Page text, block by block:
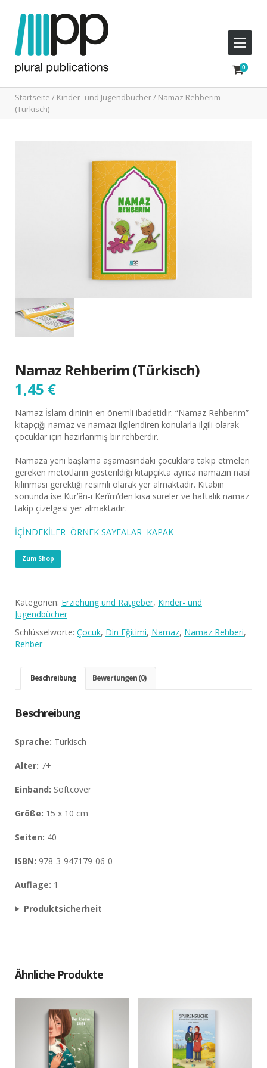
Startseite / Kinder- und Jugendbücher/ Namaz Rehberim
(Türkisch)
Namaz Rehberim (Türkisch)
1,45 €
Namaz İslam dininin en önemli ibadetidir. “Namaz Rehberim”
kitapçığı namaz ve namazı ilgilendiren konularla ilgili olarak
çocuklar için hazırlanmış bir rehberdir.
Namaza yeni başlama aşamasındaki çocuklara takip etmeleri
gereken metotların gösterildiği kitapçıkta ayrıca namazın nasıl
kılınması gerektiği resimli olarak yer almaktadır. Kitabın
sonunda ise Kur’ân-ı Kerîm’den kısa sureler ve haftalık namaz
takip çizelgesi yer almaktadır.
İÇİNDEKİLER ÖRNEK SAYFALAR KAPAK
Zum Shop
Kategorien: Erziehung und Ratgeber, Kinder- und
Jugendbücher
Schlüsselworte: Çocuk, Din Eğitimi, Namaz, Namaz Rehberi,
Rehber
Beschreibung Bewertungen (0)
Beschreibung
Sprache: Türkisch
Alter: 7+
Einband: Softcover
Größe: 15 x 10 cm
Seiten: 40
ISBN: 978-3-947179-06-0
Auflage: 1
Produktsicherheit
Ähnliche Produkte